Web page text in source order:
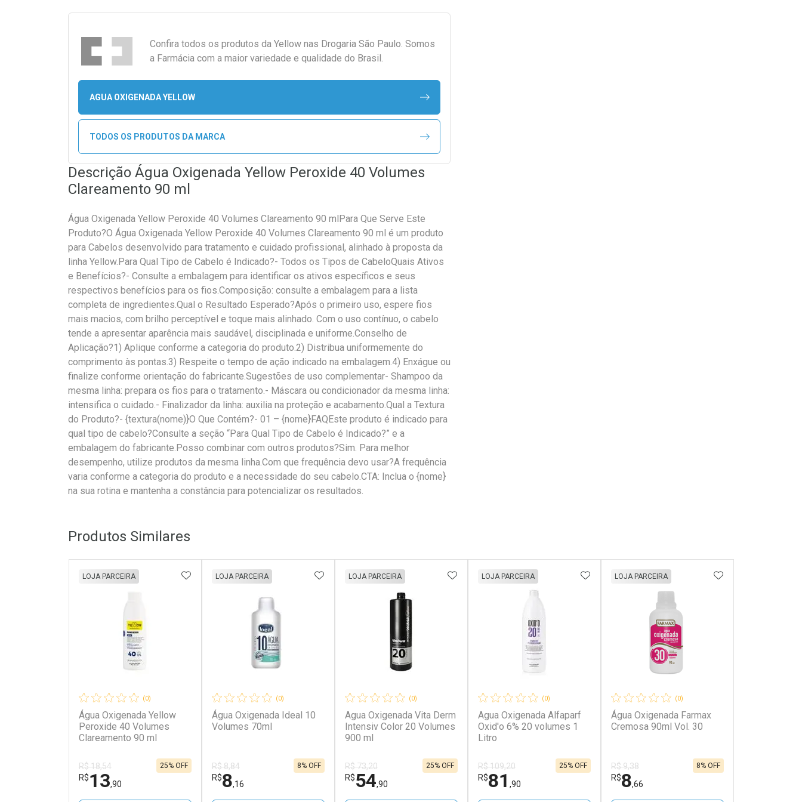
Confira todos os produtos da Yellow nas Drogaria São Paulo. Somos
a Farmácia com a maior variedade e qualidade do Brasil.
AGUA OXIGENADA YELLOW
TODOS OS PRODUTOS DA MARCA
Descrição Água Oxigenada Yellow Peroxide 40 Volumes
Clareamento 90 ml
Água Oxigenada Yellow Peroxide 40 Volumes Clareamento 90 mlPara Que Serve Este
Produto?O Água Oxigenada Yellow Peroxide 40 Volumes Clareamento 90 ml é um produto
para Cabelos desenvolvido para tratamento e cuidado profissional, alinhado à proposta da
linha Yellow.Para Qual Tipo de Cabelo é Indicado?- Todos os Tipos de CabeloQuais Ativos
e Benefícios?- Consulte a embalagem para identificar os ativos específicos e seus
respectivos benefícios para os fios.Composição: consulte a embalagem para a lista
completa de ingredientes.Qual o Resultado Esperado?Após o primeiro uso, espere fios
mais macios, com brilho perceptível e toque mais alinhado. Com o uso contínuo, o cabelo
tende a apresentar aparência mais saudável, disciplinada e uniforme.Conselho de
Aplicação?1) Aplique conforme a categoria do produto.2) Distribua uniformemente do
comprimento às pontas.3) Respeite o tempo de ação indicado na embalagem.4) Enxágue ou
finalize conforme orientação do fabricante.Sugestões de uso complementar- Shampoo da
mesma linha: prepara os fios para o tratamento.- Máscara ou condicionador da mesma linha:
intensifica o cuidado.- Finalizador da linha: auxilia na proteção e acabamento.Qual a Textura
do Produto?- {textura(nome)}O Que Contém?- 01 – {nome}FAQEste produto é indicado para
qual tipo de cabelo?Consulte a seção “Para Qual Tipo de Cabelo é Indicado?” e a
embalagem do fabricante.Posso combinar com outros produtos?Sim. Para melhor
desempenho, utilize produtos da mesma linha.Com que frequência devo usar?A frequência
varia conforme a categoria do produto e a necessidade do seu cabelo.CTA: Inclua o {nome}
na sua rotina e mantenha a constância para potencializar os resultados.
Produtos Similares
(0)
Água Oxigenada Yellow
Peroxide 40 Volumes
Clareamento 90 ml
LOJA PARCEIRA
R$ 18,54
R$13,90
25% OFF
ADICIONAR AOS FAVORITOS
(0)
Água Oxigenada Ideal 10
Volumes 70ml
LOJA PARCEIRA
R$ 8,84
R$8,16
8% OFF
ADICIONAR AOS FAVORITOS
(0)
Agua Oxigenada Vita Derm
Intensiv Color 20 Volumes
900 ml
LOJA PARCEIRA
R$ 73,20
R$54,90
25% OFF
ADICIONAR AOS FAVORITOS
(0)
Agua Oxigenada Alfaparf
Oxid'o 6% 20 volumes 1
Litro
LOJA PARCEIRA
R$ 109,20
R$81 ,90
25% OFF
ADICIONAR AOS FAVORITOS
(0)
Água Oxigenada Farmax
Cremosa 90ml Vol. 30
LOJA PARCEIRA
R$ 9,38
R$8,66
8% OFF
ADICIONAR AOS